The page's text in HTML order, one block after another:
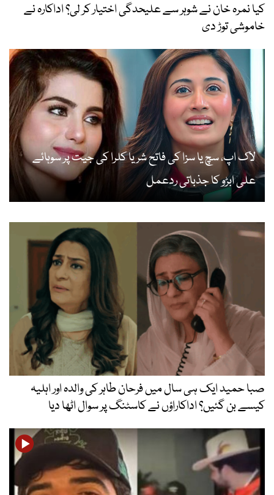
کیا نمرہ خان نے شوہر سے علیحدگی اختیار کر لی؟ اداکارہ نے
خاموشی توڑ دی
لاک اپ، سچ یا سزا کی فاتح شریا کلرا کی جیت پر سوہائے
علی ابڑو کا جذباتی ردعمل
صبا حمید ایک ہی سال میں فرحان طاہر کی والدہ اور اہلیہ
کیسے بن گئیں؟ اداکاراؤں نے کاسٹنگ پر سوال اٹھا دیا